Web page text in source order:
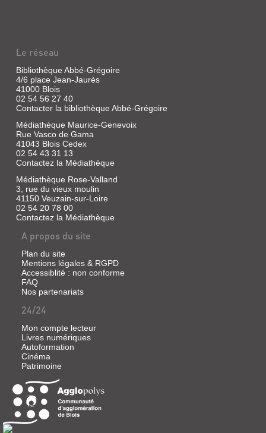
DE
SAUVAGE"
Livre
Cachin,
Gallimard,
1989
(Découvertes
Une
vie
de
perpétuelle
errance
Pont-
La
Martinique,
Arles
et,
en
grand
départ
pour
Tahiti.
Bibliogr.
188.
Index
L'ART
Le réseau
Bibliothèque Abbé-Grégoire
4/6 place Jean-Jaurès
41000 Blois
02 54 56 27 40
Contacter la bibliothèque Abbé-Grégoire
Médiathèque Maurice-Genevoix
Rue Vasco de Gama
41043 Blois Cedex
02 54 43 31 13
Contactez la Médiathèque
Médiathèque Rose-Valland
3, rue du vieux moulin
41150 Veuzain-sur-Loire
02 54 20 78 00
Contactez la Médiathèque
A propos du site
Plan du site
Mentions légales & RGPD
Accessiblité : non conforme
FAQ
Nos partenariats
24/24
Mon compte lecteur
Livres numériques
Autoformation
Cinéma
Patrimoine